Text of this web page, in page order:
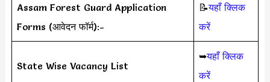
Assam Forest Guard Application
Forms (आवेदन फॉर्म):-
📝यहाँ क्लिक
करें
State Wise Vacancy List
➥यहाँ क्लिक
करें